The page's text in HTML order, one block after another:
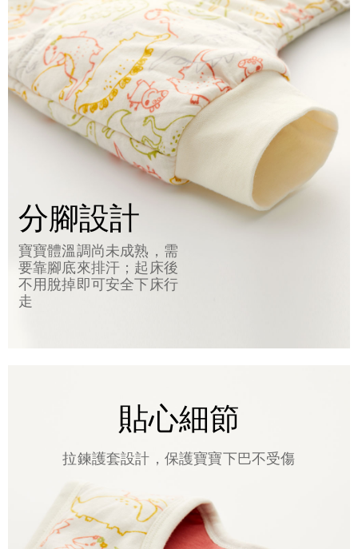
分腳設計
寶寶體溫調尚未成熟，需
要靠腳底來排汗；起床後
不用脫掉即可安全下床行
走
貼心細節
拉鍊護套設計，保護寶寶下巴不受傷